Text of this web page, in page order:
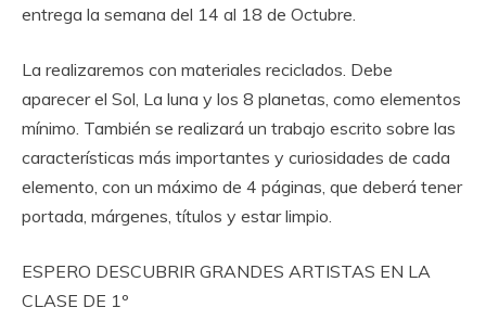
entrega la semana del 14 al 18 de Octubre.
La realizaremos con materiales reciclados. Debe
aparecer el Sol, La luna y los 8 planetas, como elementos
mínimo. También se realizará un trabajo escrito sobre las
características más importantes y curiosidades de cada
elemento, con un máximo de 4 páginas, que deberá tener
portada, márgenes, títulos y estar limpio.
ESPERO DESCUBRIR GRANDES ARTISTAS EN LA
CLASE DE 1º